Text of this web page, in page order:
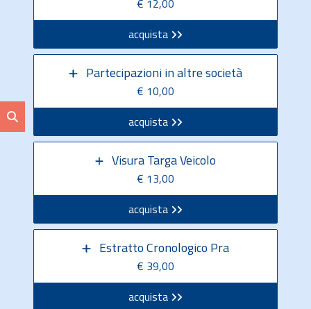
€ 12,00
acquista
Partecipazioni in altre società
€ 10,00
acquista
Visura Targa Veicolo
€ 13,00
acquista
Estratto Cronologico Pra
€ 39,00
acquista